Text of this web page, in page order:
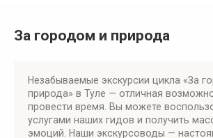
За городом и природа
Незабываемые экскурсии цикла «За
природа» в Туле — отличная
провести время. Вы можете
услугами наших гидов и получить
эмоций. Наши экскурсоводы —